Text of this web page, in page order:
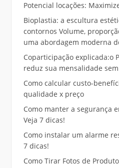
Potencial locações:
Bioplastia: a escultura
contornos Volume,
uma abordagem moderna
Coparticipação explicada:o
reduz sua mensalidade
Como calcular custo-
qualidade x preço
Como manter a segurança
Veja 7 dicas!
Como instalar um alarme
7 dicas!
Como Tirar Fotos de